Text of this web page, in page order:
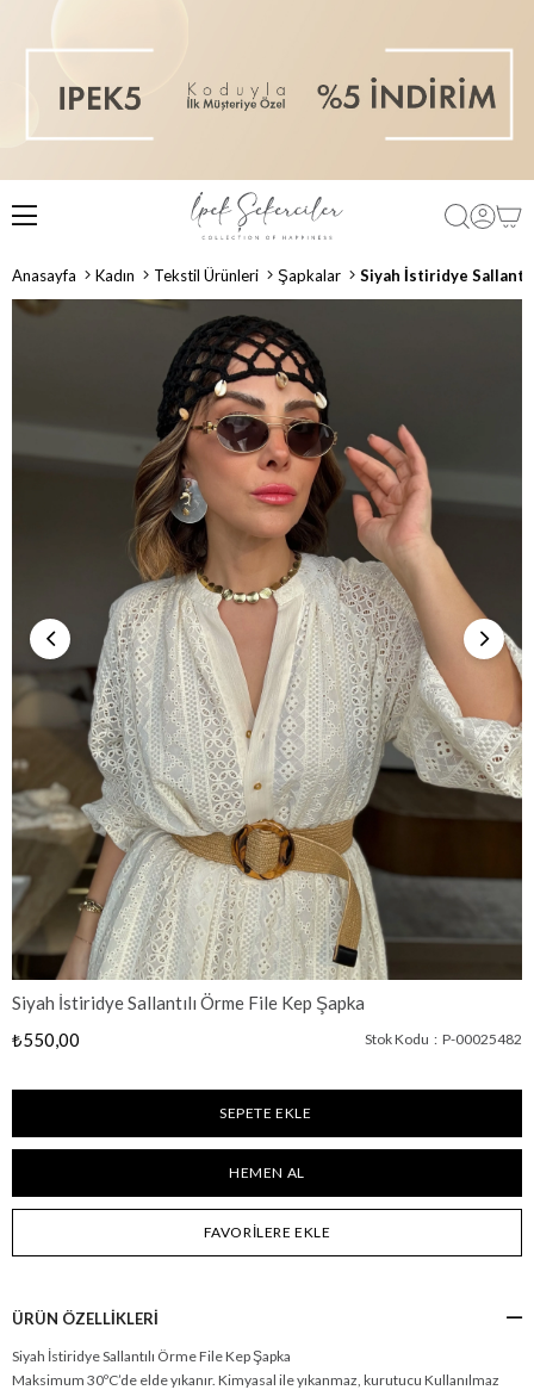
Anasayfa Kadın Tekstil Ürünleri Şapkalar Siyah İstiridye
Siyah İstiridye Sallantılı Örme File Kep Şapka
₺550,00
Stok Kodu P-00025482
FAVORILERE EKLE
ÜRÜN ÖZELLIKLERI
Siyah İstiridye Sallantılı Örme File Kep Şapka
Maksimum 30ºC’de elde yıkanır. Kimyasal ile yıkanmaz, kurutucu Kullanılmaz